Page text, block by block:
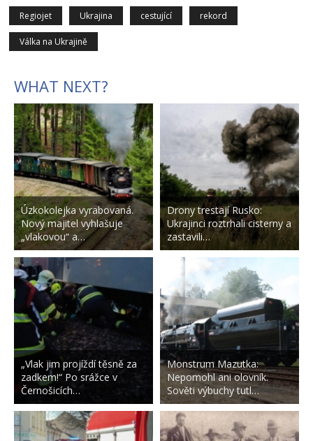
Regiojet Ukrajina cestující rekord
Válka na Ukrajině
WHAT NEXT?
Úzkokolejka vyrabovaná.
Nový majitel vyhlašuje
„vlakovou“ a…
„Vlak jim projíždí těsně za
zadkem!“ Po srážce v
Černošicích…
Drony trestají Rusko:
Ukrajinci roztrhali cisterny a
zastavili…
Monstrum Mazutka:
Nepomohl ani olovník.
Sověti výbuchy tutl…